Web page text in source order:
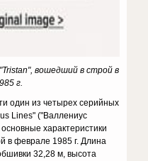
вошедший в строй в
г.
один из четырех серийных
Lines" ("Валлениус
характеристики
в феврале 1985 г. Длина
32,28 м, высота